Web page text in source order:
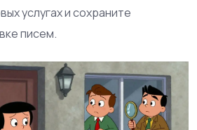
услугах и сохраните
писем.